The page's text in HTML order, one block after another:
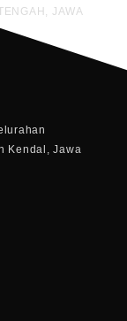
JAWA
Kendal, Jawa